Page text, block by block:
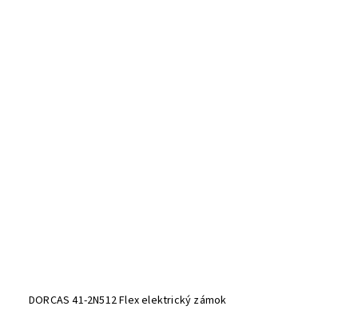
DORCAS 41-2N512 Flex elektrický zámok